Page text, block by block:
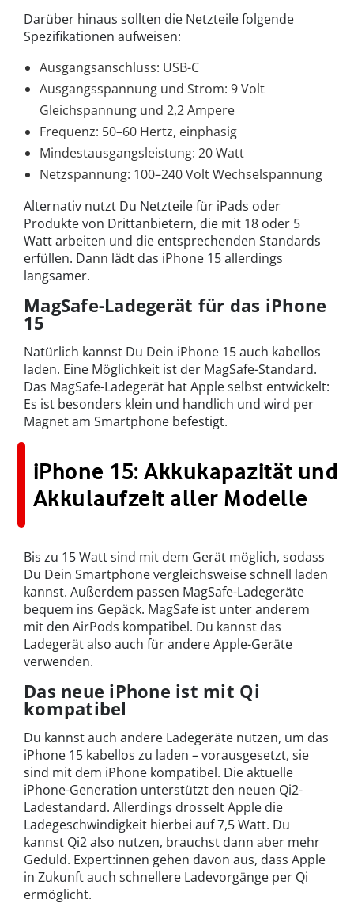
Darüber hinaus sollten die Netzteile folgende
Spezifikationen aufweisen:
Ausgangsanschluss: USB-C
Ausgangsspannung und Strom: 9 Volt
Gleichspannung und 2,2 Ampere
Frequenz: 50–60 Hertz, einphasig
Mindestausgangsleistung: 20 Watt
Netzspannung: 100–240 Volt Wechselspannung
Alternativ nutzt Du Netzteile für iPads oder
Produkte von Drittanbietern, die mit 18 oder 5
Watt arbeiten und die entsprechenden Standards
erfüllen. Dann lädt das iPhone 15 allerdings
langsamer.
MagSafe-Ladegerät für das iPhone
15
Natürlich kannst Du Dein iPhone 15 auch kabellos
laden. Eine Möglichkeit ist der MagSafe-Standard.
Das MagSafe-Ladegerät hat Apple selbst entwickelt:
Es ist besonders klein und handlich und wird per
Magnet am Smartphone befestigt.
iPhone 15: Akkukapazität und
Akkulaufzeit aller Modelle
Bis zu 15 Watt sind mit dem Gerät möglich, sodass
Du Dein Smartphone vergleichsweise schnell laden
kannst. Außerdem passen MagSafe-Ladegeräte
bequem ins Gepäck. MagSafe ist unter anderem
mit den AirPods kompatibel. Du kannst das
Ladegerät also auch für andere Apple-Geräte
verwenden.
Das neue iPhone ist mit Qi
kompatibel
Du kannst auch andere Ladegeräte nutzen, um das
iPhone 15 kabellos zu laden – vorausgesetzt, sie
sind mit dem iPhone kompatibel. Die aktuelle
iPhone-Generation unterstützt den neuen Qi2-
Ladestandard. Allerdings drosselt Apple die
Ladegeschwindigkeit hierbei auf 7,5 Watt. Du
kannst Qi2 also nutzen, brauchst dann aber mehr
Geduld. Expert:innen gehen davon aus, dass Apple
in Zukunft auch schnellere Ladevorgänge per Qi
ermöglicht.